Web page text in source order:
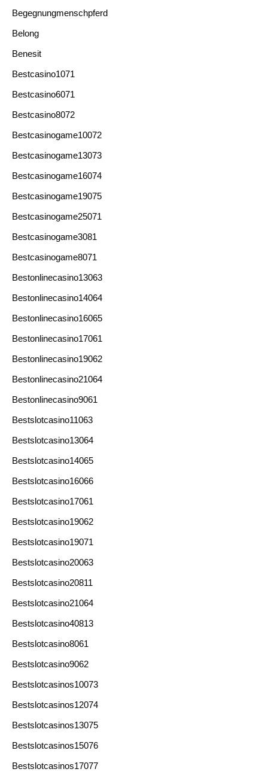
Begegnungmenschpferd
Belong
Benesit
Bestcasino1071
Bestcasino6071
Bestcasino8072
Bestcasinogame10072
Bestcasinogame13073
Bestcasinogame16074
Bestcasinogame19075
Bestcasinogame25071
Bestcasinogame3081
Bestcasinogame8071
Bestonlinecasino13063
Bestonlinecasino14064
Bestonlinecasino16065
Bestonlinecasino17061
Bestonlinecasino19062
Bestonlinecasino21064
Bestonlinecasino9061
Bestslotcasino11063
Bestslotcasino13064
Bestslotcasino14065
Bestslotcasino16066
Bestslotcasino17061
Bestslotcasino19062
Bestslotcasino19071
Bestslotcasino20063
Bestslotcasino20811
Bestslotcasino21064
Bestslotcasino40813
Bestslotcasino8061
Bestslotcasino9062
Bestslotcasinos10073
Bestslotcasinos12074
Bestslotcasinos13075
Bestslotcasinos15076
Bestslotcasinos17077